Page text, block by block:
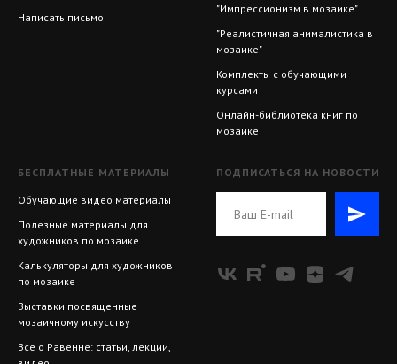
Написать письмо
"Импрессионизм в мозаике"
"Реалистичная анималистика в
мозаике"
Комплекты с обучающими
курсами
Онлайн-библиотека книг по
мозаике
БЕСПЛАТНЫЕ МАТЕРИАЛЫ
Обучающие видео материалы
Полезные материалы для
художников по мозаике
Калькуляторы для художников
по мозаике
Выставки посвященные
мозаичному искусству
Все о Равенне: статьи, лекции,
ПОДПИСАТЬСЯ НА НОВОСТИ